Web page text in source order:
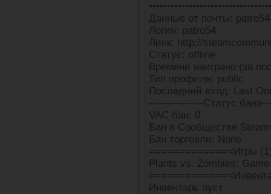
Данные от почты:
Логин: patro54
Линк: http://
Статус: offline
Времени наиграно (за
Тип профиля: public
Последний вход: Last
---------------Статус
VAC бан: 0
Бан в Сообществе
Бан торговли: None
=============<Игры
Plants vs. Zombies:
Инвентарь пуст